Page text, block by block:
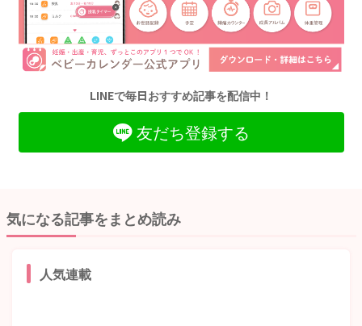
LINEで毎日おすすめ記事を配信中！
友だち登録する
気になる記事をまとめ読み
人気連載